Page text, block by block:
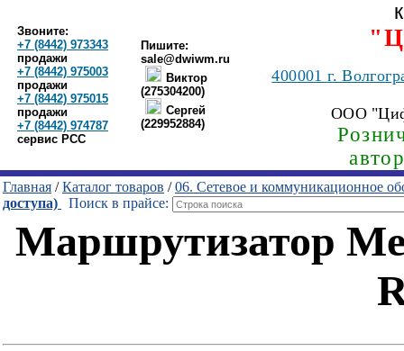
Звоните:
+7 (8442) 973343
продажи
+7 (8442) 975003
продажи
+7 (8442) 975015
продажи
+7 (8442) 974787
сервис РСС
Пишите:
sale@dwiwm.ru
Виктор
(275304200)
Сергей
(229952884)
400001г.
ООО
Главная /Каталог товаров /06. Сетевое и коммуникационное
доступа)
Поиск в прайсе:
Маршрутизатор